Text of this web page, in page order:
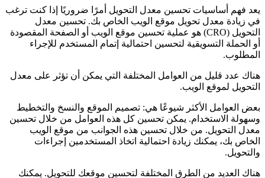
يعد فهم أساسيات تحسين معدل التحويل أمرًا ضروريًا إذا كنت ترغب
في زيادة معدل تحويل موقع الويب الخاص بك. تحسين معدل
التحويل (CRO) هو عملية تحسين موقع الويب أو الصفحة المقصودة
أو الحملة التسويقية لتحسين احتمالية إتمام المستخدم للإجراء
المطلوب.
هناك عدد قليل من العوامل المختلفة التي يمكن أن تؤثر على معدل
التحويل لموقع الويب.
بعض العوامل الأكثر شيوعًا هي: تصميم الموقع والنسخ والتخطيط
وسهولة الاستخدام. يمكن تحسين كل هذه العوامل من خلال تحسين
معدل التحويل. من خلال تحسين هذه الجوانب من موقع الويب
الخاص بك، يمكنك زيادة احتمالية اتخاذ المستخدمين إجراءات
والتحويل.
هناك العديد من الطرق المختلفة لتحسين موقعك للتحويل. يمكنك